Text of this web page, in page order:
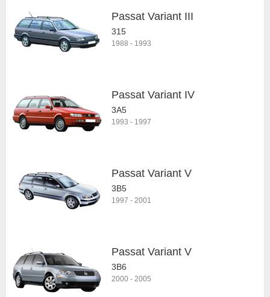
Passat Variant III
315
1988 - 1993
Passat Variant IV
3A5
1993 - 1997
Passat Variant V
3B5
1997 - 2001
Passat Variant V
3B6
2000 - 2005